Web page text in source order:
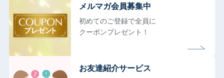
メルマガ会員募集中
初めてのご登録で全員に
クーポンプレゼント！
お友達紹介サービス